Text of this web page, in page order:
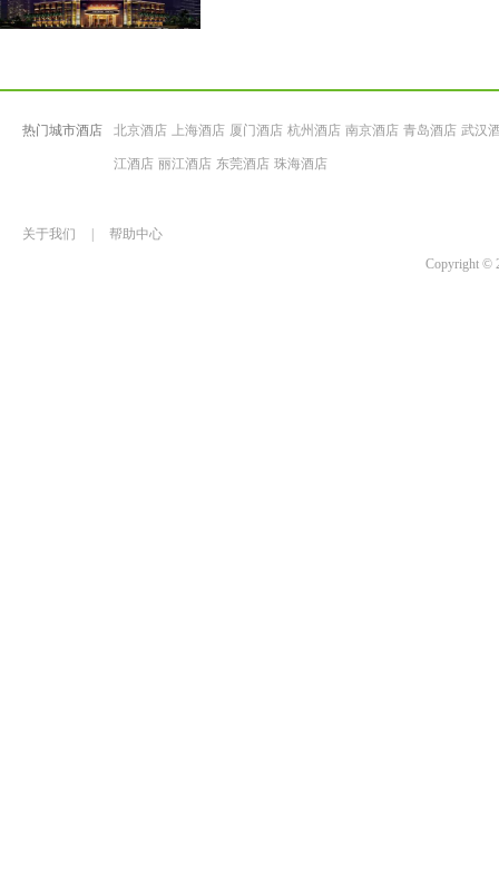
热门城市酒店 北京酒店 上海酒店 厦门酒店 杭州酒店 南京酒店 青岛酒店 武汉
江酒店 丽江酒店 东莞酒店 珠海酒店
关于我们
帮助中心
Copyright ©